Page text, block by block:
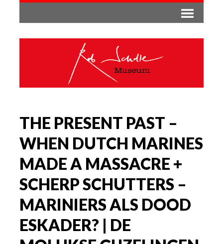
THE PRESENT PAST –
WHEN DUTCH MARINES
MADE A MASSACRE +
SCHERP SCHUTTERS –
MARINIERS ALS DOOD
ESKADER? | DE